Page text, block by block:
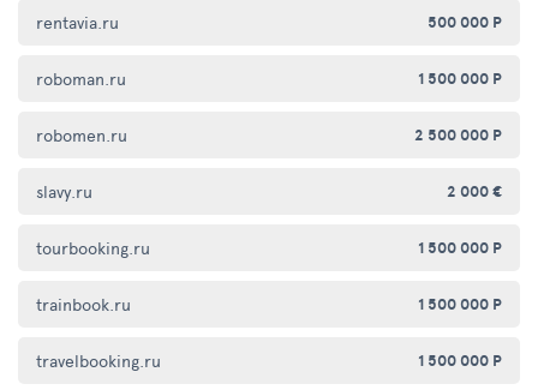
rentavia.ru 500 000 Р
roboman.ru 1 500 000 Р
robomen.ru 2 500 000 Р
slavy.ru 2 000 €
tourbooking.ru 1 500 000 Р
trainbook.ru 1 500 000 Р
travelbooking.ru 1 500 000 Р